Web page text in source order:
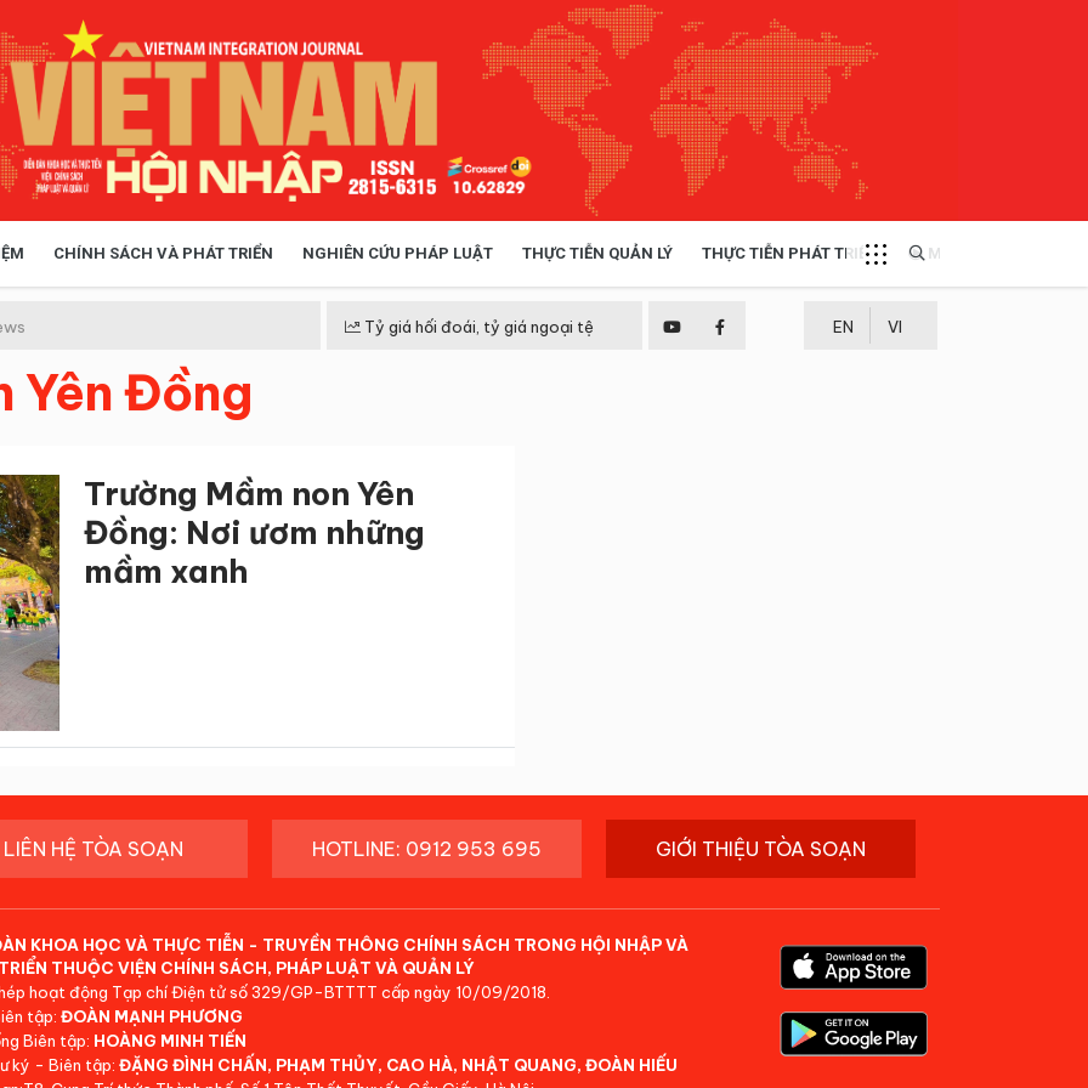
CHÍNH SÁCH VÀ PHÁT TRIỂN NGHIÊN CỨU PHÁP LUẬT THỰC TIỄN QUẢN LÝ THỰC TIỄN PHÁT TRIỂN MULTIMEDIA
Tỷ giá hối đoái, tỷ giá ngoại tệ EN VI
Yên Đồng
Trường Mầm non Yên
Đồng: Nơi ươm những
mầm xanh
LIÊN HỆ TÒA SOẠN HOTLINE: 0912 953 695 GIỚI THIỆU TÒA SOẠN
KHOA HỌC VÀ THỰC TIỄN - TRUYỀN THÔNG CHÍNH SÁCH TRONG HỘI NHẬP VÀ
THUỘC VIỆN CHÍNH SÁCH, PHÁP LUẬT VÀ QUẢN LÝ
hoạt động Tạp chí Điện tử số 329/GP-BTTTT cấp ngày 10/09/2018.
tập: ĐOÀN MẠNH PHƯƠNG
Biên tập: HOÀNG MINH TIẾN
ký - Biên tập: ĐẶNG ĐÌNH CHẤN, PHẠM THỦY, CAO HÀ, NHẬT QUANG, ĐOÀN HIẾU